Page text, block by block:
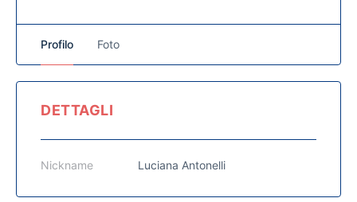
Profilo Foto
DETTAGLI
Nickname Luciana Antonelli